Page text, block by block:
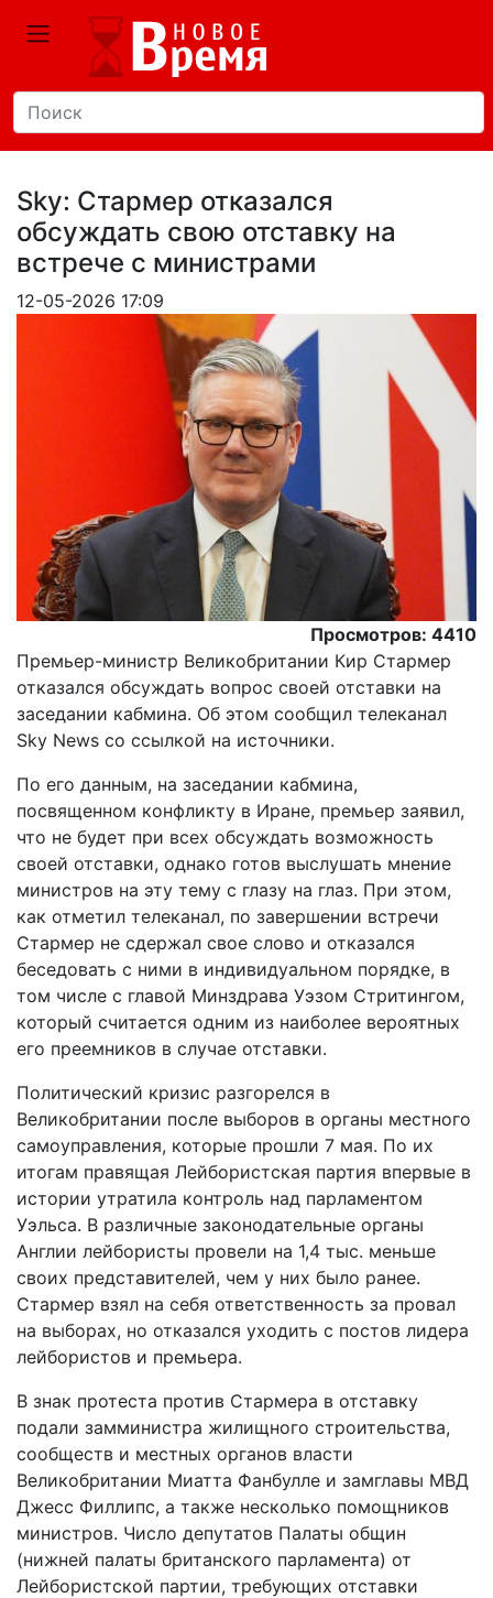
Sky: Стармер отказался
обсуждать свою отставку на
встрече с министрами
12-05-2026 17:09
Просмотров: 4410
Премьер-министр Великобритании Кир Стармер
отказался обсуждать вопрос своей отставки на
заседании кабмина. Об этом сообщил телеканал
Sky News со ссылкой на источники.
По его данным, на заседании кабмина,
посвященном конфликту в Иране, премьер заявил,
что не будет при всех обсуждать возможность
своей отставки, однако готов выслушать мнение
министров на эту тему с глазу на глаз. При этом,
как отметил телеканал, по завершении встречи
Стармер не сдержал свое слово и отказался
беседовать с ними в индивидуальном порядке, в
том числе с главой Минздрава Уэзом Стритингом,
который считается одним из наиболее вероятных
его преемников в случае отставки.
Политический кризис разгорелся в
Великобритании после выборов в органы местного
самоуправления, которые прошли 7 мая. По их
итогам правящая Лейбористская партия впервые в
истории утратила контроль над парламентом
Уэльса. В различные законодательные органы
Англии лейбористы провели на 1,4 тыс. меньше
своих представителей, чем у них было ранее.
Стармер взял на себя ответственность за провал
на выборах, но отказался уходить с постов лидера
лейбористов и премьера.
В знак протеста против Стармера в отставку
подали замминистра жилищного строительства,
сообществ и местных органов власти
Великобритании Миатта Фанбулле и замглавы МВД
Джесс Филлипс, а также несколько помощников
министров. Число депутатов Палаты общин
(нижней палаты британского парламента) от
Лейбористской партии, требующих отставки